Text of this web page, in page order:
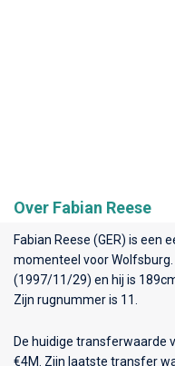
Over Fabian Reese
Fabian Reese (GER) is een
momenteel voorWolfsburg
(1997/11/29) en hij is
Zijn rugnummer is 11.
De huidige transferwaarde
€4M. Zijn laatste transfer